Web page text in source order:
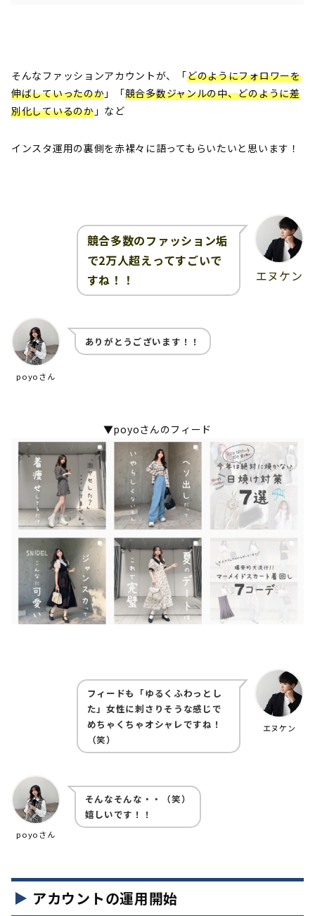
そんなファッションアカウントが、「どのようにフォロワーを
伸ばしていったのか 」「競合多数ジャンルの中、どのように差
別化しているのか」など
インスタ運用の裏側を赤裸々に語ってもらいたいと思います！
エヌケン
競合多数のファッション垢
で2万人超えってすごいで
すね！！
poyoさん
ありがとうございます！！
▼poyoさんのフィード
エヌケン
フィードも「ゆるくふわっとし
た」女性に刺さりそうな感じで
めちゃくちゃオシャレですね！
（笑）
poyoさん
そんなそんな・・（笑）
嬉しいです！！
アカウントの運用開始